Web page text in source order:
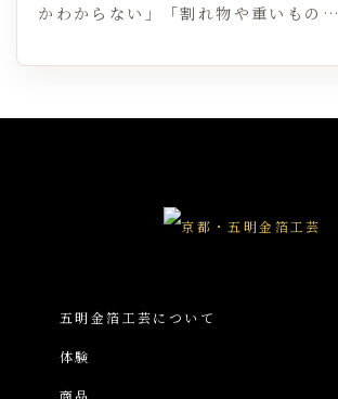
かわからない」「割れ物や重いもの…
五明金箔工芸について
体験
商品